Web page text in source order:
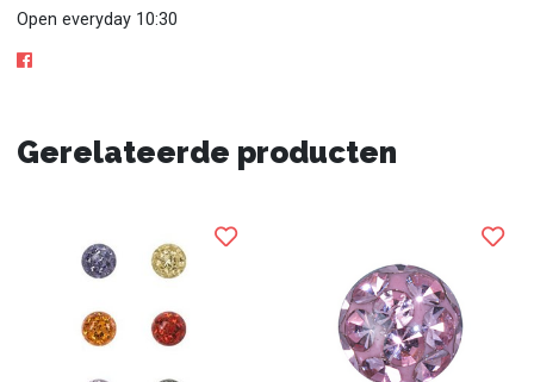
Open everyday 10:30
Gerelateerde producten